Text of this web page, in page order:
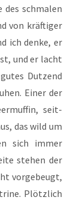
schma­len
von kräf­ti­ger
ich den­ke, er
und er lacht
Dut­zend
Einer der
seit­
das wild um
sich immer
ste­hen der
vor­ge­beugt,
Plötz­lich